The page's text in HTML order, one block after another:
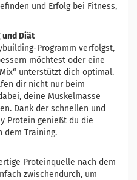
und Erfolg bei Fitness,
und Diät
Programm verfolgst,
möchtest oder eine
unterstützt dich optimal.
dir nicht nur beim
deine Muskelmasse
Dank der schnellen und
Protein genießt du die
dem Training.
Proteinquelle nach dem
zwischendurch, um